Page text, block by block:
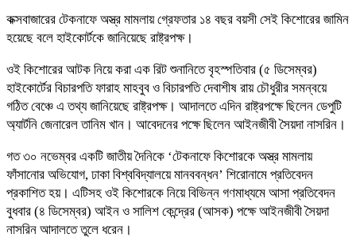
কক্সবাজারের টেকনাফে অস্ত্র মামলায় গ্রেফতার ১৪ বছর বয়সী সেই কিশোরের জামিন
হয়েছে বলে হাইকোর্টকে জানিয়েছে রাষ্ট্রপক্ষ।
ওই কিশোরের আটক নিয়ে করা এক রিট শুনানিতে বৃহস্পতিবার (৫ ডিসেম্বর)
হাইকোর্টের বিচারপতি ফারাহ মাহবুব ও বিচারপতি দেবাশীষ রায় চৌধুরীর সমন্বয়ে
গঠিত বেঞ্চে এ তথ্য জানিয়েছে রাষ্ট্রপক্ষ। আদালতে এদিন রাষ্ট্রপক্ষে ছিলেন ডেপুটি
অ্যার্টনি জেনারেল তানিম খান। আবেদনের পক্ষে ছিলেন আইনজীবী সৈয়দা নাসরিন।
গত ৩০ নভেম্বর একটি জাতীয় দৈনিকে ‘টেকনাফে কিশোরকে অস্ত্র মামলায়
ফাঁসানোর অভিযোগ, ঢাকা বিশ্ববিদ্যালয়ে মানববন্ধন’ শিরোনামে প্রতিবেদন
প্রকাশিত হয়। এটিসহ ওই কিশোরকে নিয়ে বিভিন্ন গণমাধ্যমে আসা প্রতিবেদন
বুধবার (৪ ডিসেম্বর) আইন ও সালিশ কেন্দ্রের (আসক) পক্ষে আইনজীবী সৈয়দা
নাসরিন আদালতে তুলে ধরেন।